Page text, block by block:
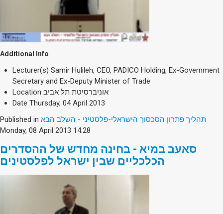
Additional Info
Lecturer(s) Samir Hulileh, CEO, PADICO Holding, Ex-Government
Secretary and Ex-Deputy Minister of Trade
Location אוניברסיטת תל אביב
Date Thursday, 04 April 2013
Published in תהליך פתרון הסכסוך הישראלי-פלסטיני - השלב הבא
Monday, 08 April 2013 14:28
סאעב במיא - בחינה מחדש של ההסדרים
הכלכליים שבין ישראל לפלסטינים